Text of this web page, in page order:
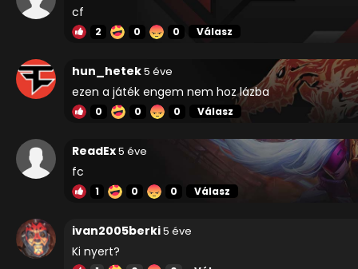
cf
2 0 0 Válasz
hun_hetek5 éve
ezen a játék engem nem hoz lázba
0 0 0 Válasz
ReadEx5 éve
fc
1 0 0 Válasz
ivan2005berki5 éve
Ki nyert?